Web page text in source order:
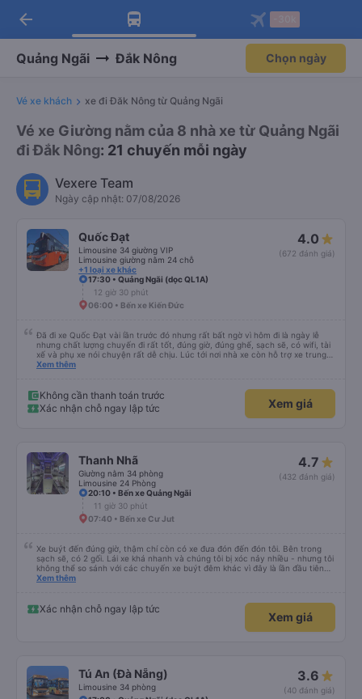
Tải app Vexere ngay!
Nhận ưu đãi thành viên độc
Mở app
Tải app Vexere
-30k/ghế khi đặt vé máy bay qua
Mở app
arrow_back
Quảng Ngãi Đắk Nông Chọn ngày
Vé xe khách xe đi Đăk Nông từ Quảng Ngãi
Vé xe Giường nằm của 8 nhà xe từ Quảng Ngãi
đi Đắk Nông: 21 chuyến mỗi ngày
Vexere Team
Ngày cập nhật: 07/08/2026
Quốc Đạt
Limousine 34 giường VIP
Limousine giường nằm 24 chỗ
+1 loại xe khác
4.0
(672 đánh giá)
17:30 • Quảng Ngãi (dọc QL1A)
12 giờ 30 phút
06:00 • Bến xe Kiến Đức
Đã đi xe Quốc Đạt vài lần trước đó nhưng rất bất ngờ vì hôm đi là ngày lễ
nhưng chất lượng chuyến đi rất tốt, đúng giờ, đúng ghế, sạch sẽ, có wifi, tài
xế và phụ xe nói chuyện rất dễ chịu. Lúc tới nơi nhà xe còn hỗ trợ xe trung
chuyển tới tận nhà. 10đ cho nhà xe, hy vọng nhà xe duy trì được chất lượng
Xem thêm
Không cần thanh toán trước
Xác nhận chỗ ngay lập tức
Xem giá
Thanh Nhã
Giường nằm 34 phòng
Limousine 24 Phòng
4.7
(432 đánh giá)
20:10 • Bến xe Quảng Ngãi
11 giờ 30 phút
07:40 • Bến xe Cư Jut
Xe buýt đến đúng giờ, thậm chí còn có xe đưa đón đến đón tôi. Bên trong
sạch sẽ, có 2 gối. Lái xe khá nhanh và chúng tôi bị xóc nảy nhiều - nhưng tôi
không thể so sánh với các chuyến xe buýt đêm khác vì đây là lần đầu tiên
tôi đi. Nhìn chung, tôi hài lòng.
Xem thêm
Xác nhận chỗ ngay lập tức
Xem giá
Tú An (Đà Nẵng)
Limousine 34 phòng
3.6
(40 đánh giá)